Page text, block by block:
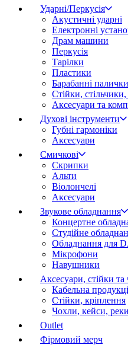
Ударні/Перкусія
Акустичні ударні
Електронні
Драм машини
Перкусія
Тарілки
Пластики
Барабанні
Стійки, стільчики,
Аксесуари та
Духові інструменти
Губні гармоніки
Аксесуари
Смичкові
Скрипки
Альти
Віолончелі
Аксесуари
Звукове обладнання
Концертне
Студійне
Обладнання для
Мікрофони
Навушники
Аксесуари, стійки та
Кабельна
Стійки, кріплення
Чохли, кейси, реки
Outlet
Фірмовий мерч